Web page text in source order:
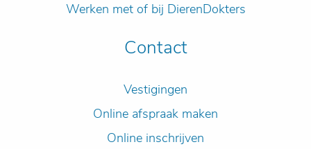
Werken met of bij DierenDokters
Contact
Vestigingen
Online afspraak maken
Online inschrijven